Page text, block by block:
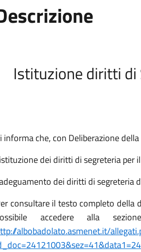
Istituzione diritti di
informa che, con Deliberazione
dei diritti di segreteria per
dei diritti di segreteria
consultare il testo completo della
accedere alla
albobadolato.asmenet.it/